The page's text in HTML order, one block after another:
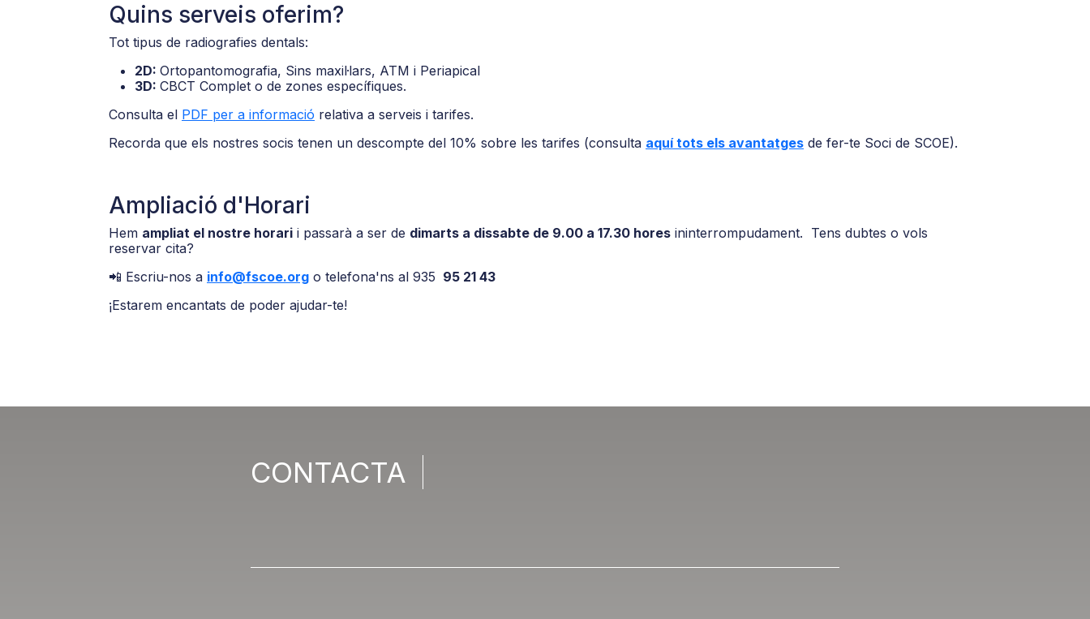
Quins serveis oferim?
Tot tipus de radiografies dentals:
2D: Ortopantomografia, Sins maxil·lars, ATM i Periapical
3D: CBCT Complet o de zones específiques.
Consulta el PDF per a informació relativa a serveis i tarifes.
Recorda que els nostres socis tenen un descompte del 10% sobre les tarifes (consulta aquí tots els avantatges de fer-te Soci de SCOE).
Ampliació d'Horari
Hem ampliat el nostre horari i passarà a ser de dimarts a dissabte de 9.00 a 17.30 hores ininterrompudament. Tens dubtes o vols
reservar cita?
📲 Escriu-nos a info@fscoe.org o telefona'ns al 935 95 21 43
¡Estarem encantats de poder ajudar-te!
CONTACTA